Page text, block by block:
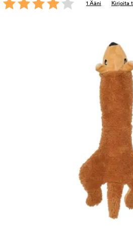
1 Ääni Kirjoita